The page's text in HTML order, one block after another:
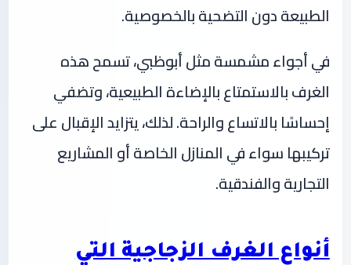
الطبيعة دون التضحية بالخصوصية.
في أجواء مشمسة مثل أبوظبي، تسمح هذه
الغرف بالاستمتاع بالإضاءة الطبيعية، وتضفي
إحساسًا بالاتساع والراحة. لذلك، يتزايد الإقبال على
تركيبها سواء في المنازل الخاصة أو المشاريع
التجارية والفندقية.
أنواع الغرف الزجاجية التي